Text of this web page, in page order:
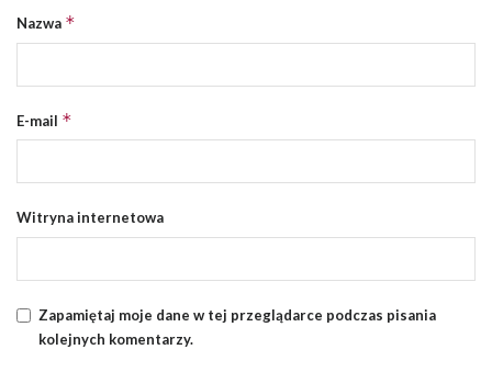
Nazwa *
E-mail *
Witryna internetowa
Zapamiętaj moje dane w tej przeglądarce podczas pisania
kolejnych komentarzy.